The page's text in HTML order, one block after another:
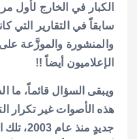
الكبار في الخارج لأول
سابقاً في التقارير التي
والمنشورة والموزَّعة
الإعلاميون أيضاً !!
ويبقى السؤال قائماً،
هذه الأصوات غير تكرار
جديدٍ